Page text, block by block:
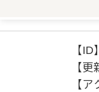
【ID】
【更
【ア